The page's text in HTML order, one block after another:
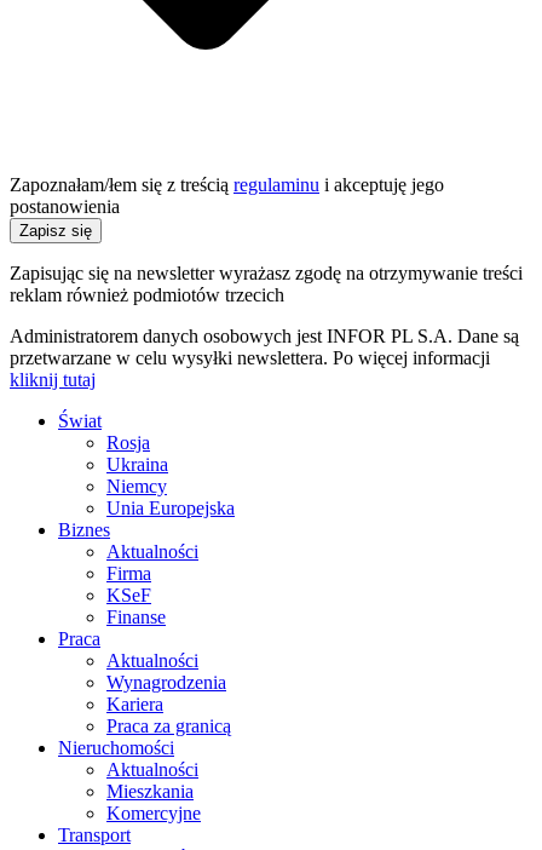
Zapoznałam/łem się z treścią regulaminu i akceptuję jego
postanowienia
Zapisz się
Zapisując się na newsletter wyrażasz zgodę na otrzymywanie treści
reklam również podmiotów trzecich
Administratorem danych osobowych jest INFOR PL S.A. Dane są
przetwarzane w celu wysyłki newslettera. Po więcej informacji
kliknij tutaj
Świat
Rosja
Ukraina
Niemcy
Unia Europejska
Biznes
Aktualności
Firma
KSeF
Finanse
Praca
Aktualności
Wynagrodzenia
Kariera
Praca za granicą
Nieruchomości
Aktualności
Mieszkania
Komercyjne
Transport